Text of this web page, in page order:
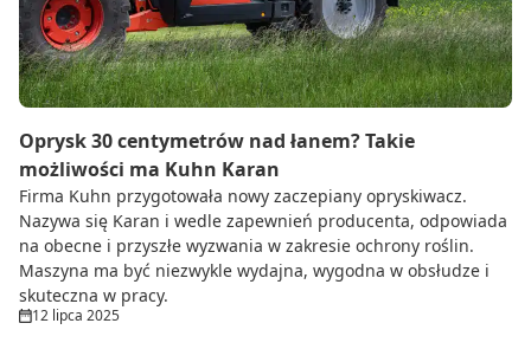
Oprysk 30 centymetrów nad łanem? Takie
możliwości ma Kuhn Karan
Firma Kuhn przygotowała nowy zaczepiany opryskiwacz.
Nazywa się Karan i wedle zapewnień producenta, odpowiada
na obecne i przyszłe wyzwania w zakresie ochrony roślin.
Maszyna ma być niezwykle wydajna, wygodna w obsłudze i
skuteczna w pracy.
12 lipca 2025